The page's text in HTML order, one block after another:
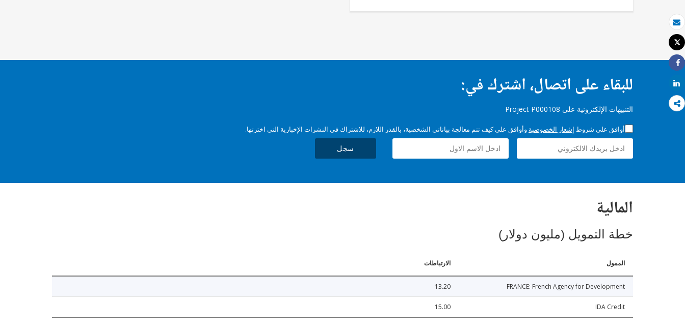
بريد الكتروني
طباعة
Tweet
Share
Share
للبقاء على اتصال، اشترك في:
التنبيهات الإلكترونية على Project P000108
أوافق على شروط إشعار الخصوصية وأوافق على كيف تتم معالجة بياناتي الشخصية، بالقدر اللازم، للاشتراك في النشرات الإخبارية التي اخترتها.
سجل
المالية
خطة التمويل (مليون دولار)
الممول الارتباطات
FRANCE: French Agency for Development
13.20
IDA Credit
15.00